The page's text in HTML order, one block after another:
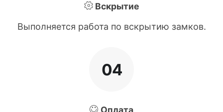
Вскрытие
Выполняется работа по вскрытию замков.
04